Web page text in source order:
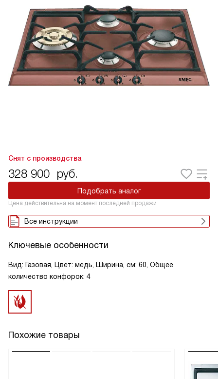
Снят с производства
328 900 руб.
Подобрать аналог
Цена действительна на момент последней продажи
Все инструкции
Ключевые особенности
Вид: Газовая, Цвет: медь, Ширина, см: 60, Общее
количество конфорок: 4
Похожие товары